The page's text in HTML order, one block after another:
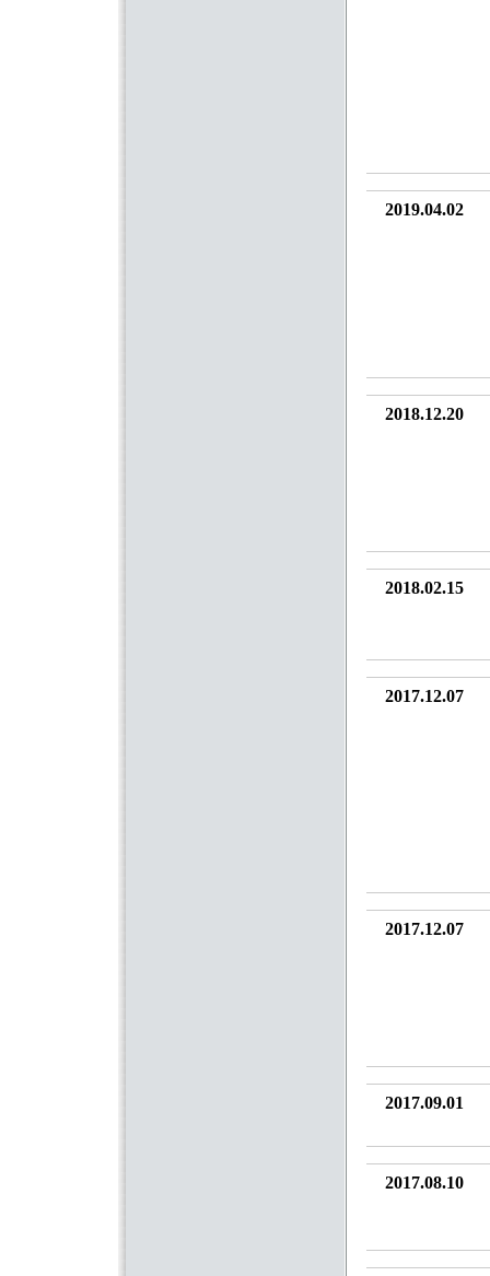
2019.04.02
2018.12.20
2018.02.15
2017.12.07
2017.12.07
2017.09.01
2017.08.10